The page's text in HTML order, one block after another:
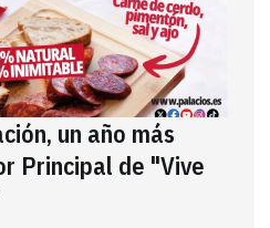
un año más
Principal de "Vive